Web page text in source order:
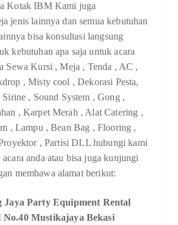
Kotak IBM Kami juga
jenis lainnya dan semua kebutuhan
bisa konsultasi langsung
kebutuhan apa saja untuk acara
Sewa Kursi , Meja , Tenda , AC ,
, Misty cool , Dekorasi Pesta,
, Sound System , Gong ,
, Karpet Merah , Alat Catering ,
, Lampu , Bean Bag , Flooring ,
, Partisi DLL hubungi kami
anda atau bisa juga kunjungi
membawa alamat berikut:
Jaya Party Equipment Rental
No.40 Mustikajaya Bekasi